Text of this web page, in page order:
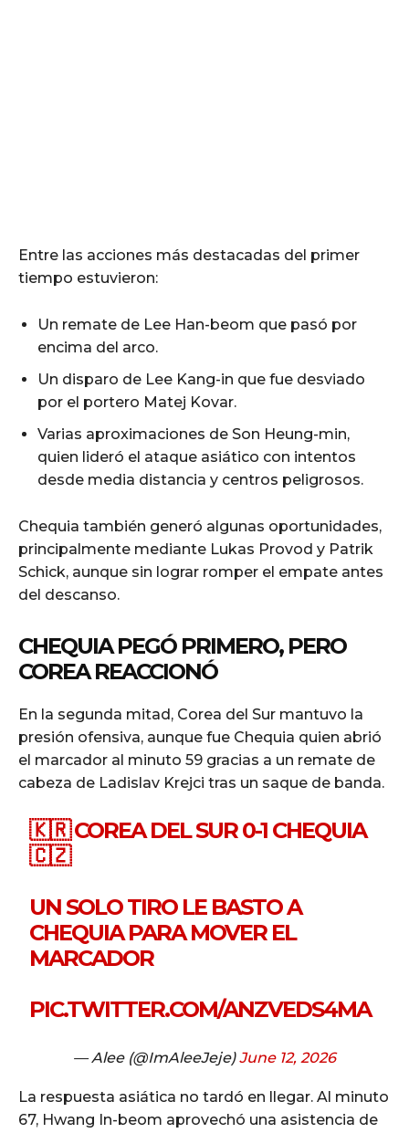
Entre las acciones más destacadas del primer
tiempo estuvieron:
Un remate de Lee Han-beom que pasó por
encima del arco.
Un disparo de Lee Kang-in que fue desviado
por el portero Matej Kovar.
Varias aproximaciones de Son Heung-min,
quien lideró el ataque asiático con intentos
desde media distancia y centros peligrosos.
Chequia también generó algunas oportunidades,
principalmente mediante Lukas Provod y Patrik
Schick, aunque sin lograr romper el empate antes
del descanso.
CHEQUIA PEGÓ PRIMERO, PERO
COREA REACCIONÓ
En la segunda mitad, Corea del Sur mantuvo la
presión ofensiva, aunque fue Chequia quien abrió
el marcador al minuto 59 gracias a un remate de
cabeza de Ladislav Krejci tras un saque de banda.
🇰🇷 COREA DEL SUR 0-1 CHEQUIA
🇨🇿
UN SOLO TIRO LE BASTO A
CHEQUIA PARA MOVER EL
MARCADOR
PIC.TWITTER.COM/ANZVEDS4MA
— Alee (@ImAleeJeje)June 12, 2026
La respuesta asiática no tardó en llegar. Al minuto
67, Hwang In-beom aprovechó una asistencia de